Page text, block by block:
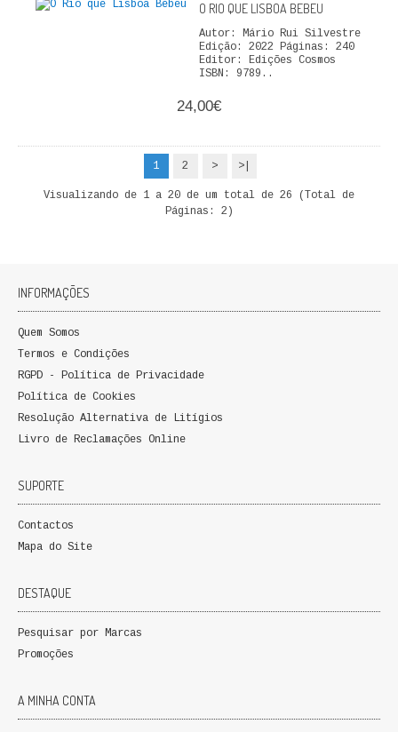
O RIO QUE LISBOA BEBEU
Autor: Mário Rui Silvestre
Edição: 2022 Páginas: 240
Editor: Edições Cosmos
ISBN: 9789..
24,00€
1 2 > >|
Visualizando de 1 a 20 de um total de 26 (Total de
Páginas: 2)
INFORMAÇÕES
Quem Somos
Termos e Condições
RGPD - Política de Privacidade
Política de Cookies
Resolução Alternativa de Litígios
Livro de Reclamações Online
SUPORTE
Contactos
Mapa do Site
DESTAQUE
Pesquisar por Marcas
Promoções
A MINHA CONTA